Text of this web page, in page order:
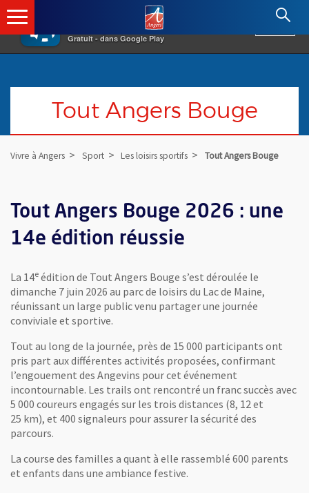
×
Gratuit - dans Google Play
Angers.fr : Retour à l'accueil
Tout Angers Bouge
Vivre à Angers Sport Les loisirs sportifs Tout Angers Bouge
Tout Angers Bouge 2026 : une
14e édition réussie
La 14e édition de Tout Angers Bouge s’est déroulée le
dimanche 7 juin 2026 au parc de loisirs du Lac de Maine,
réunissant un large public venu partager une journée
conviviale et sportive.
Tout au long de la journée, près de 15 000 participants ont
pris part aux différentes activités proposées, confirmant
l’engouement des Angevins pour cet événement
incontournable. Les trails ont rencontré un franc succès avec
5 000 coureurs engagés sur les trois distances (8, 12 et
25 km), et 400 signaleurs pour assurer la sécurité des
parcours.
La course des familles a quant à elle rassemblé 600 parents
et enfants dans une ambiance festive.